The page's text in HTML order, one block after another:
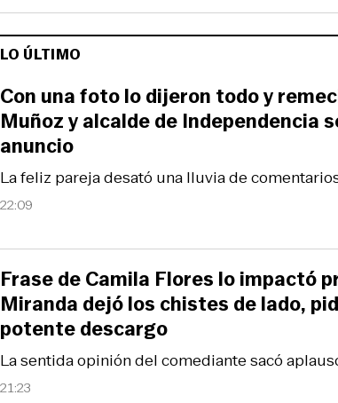
LO ÚLTIMO
22:09
La feliz pareja desató una lluvia de
Con una foto lo dijeron todo y
Muñoz y alcalde de Independencia
anuncio
21:23
La sentida opinión del comediante sacó
Frase de Camila Flores lo impactó
Miranda dejó los chistes de lado,
potente descargo